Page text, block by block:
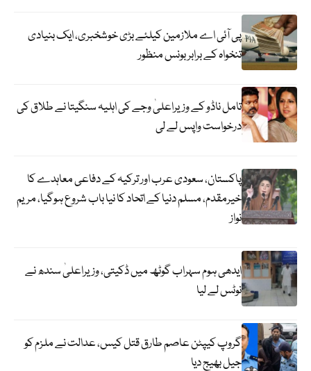
پی آئی اے ملازمین کیلئے بڑی خوشخبری، ایک بنیادی
تنخواہ کے برابر بونس منظور
تامل ناڈو کے وزیراعلیٰ وجے کی اہلیہ سنگیتا نے طلاق کی
درخواست واپس لے لی
پاکستان، سعودی عرب اور ترکیہ کے دفاعی معاہدے کا
خیرمقدم، مسلم دنیا کے اتحاد کا نیا باب شروع ہوگیا، مریم
نواز
ایدھی ہوم سہراب گوٹھ میں ڈکیتی، وزیراعلیٰ سندھ نے
نوٹس لے لیا
گروپ کیپٹن عاصم طارق قتل کیس، عدالت نے ملزم کو
جیل بھیج دیا